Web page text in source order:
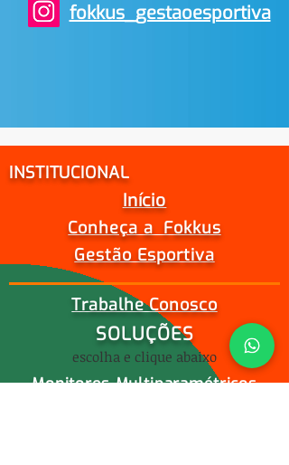
fokkus_gestaoesportiva
INSTITUCIONAL
Início
Conheça a Fokkus
Gestão Esportiva
Trabalhe Conosco
SOLUÇÕES
escolha e clique abaixo
Monitores Multiparamétricos